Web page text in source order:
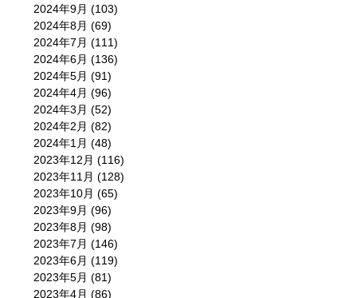
2024年9月 (103)
2024年8月 (69)
2024年7月 (111)
2024年6月 (136)
2024年5月 (91)
2024年4月 (96)
2024年3月 (52)
2024年2月 (82)
2024年1月 (48)
2023年12月 (116)
2023年11月 (128)
2023年10月 (65)
2023年9月 (96)
2023年8月 (98)
2023年7月 (146)
2023年6月 (119)
2023年5月 (81)
2023年4月 (86)